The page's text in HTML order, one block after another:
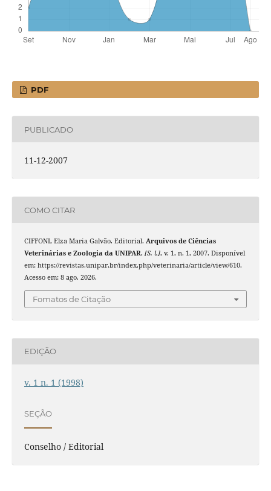
PDF
PUBLICADO
11-12-2007
COMO CITAR
CIFFONI, Elza Maria Galvão. Editorial. Arquivos de Ciências
Veterinárias e Zoologia da UNIPAR, [S. l.], v. 1, n. 1, 2007. Disponível
em: https://revistas.unipar.br/index.php/veterinaria/article/view/610.
Acesso em: 8 ago. 2026.
Fomatos de Citação
EDIÇÃO
v. 1 n. 1 (1998)
SEÇÃO
Conselho / Editorial